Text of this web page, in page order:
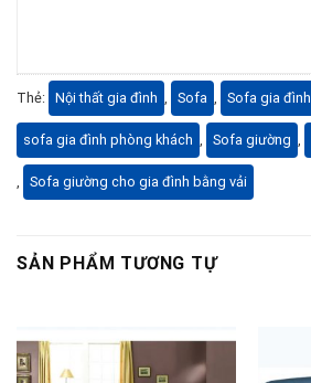
Thẻ: Nội thất gia đình Sofa Sofa gia đình
sofa gia đình phòng khách Sofa giường
Sofa giường cho gia đình bằng vải
SẢN PHẨM TƯƠNG TỰ